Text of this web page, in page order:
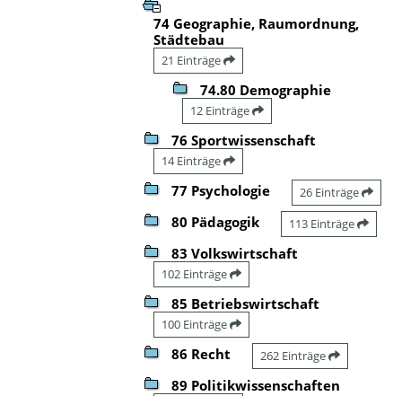
74 Geographie, Raumordnung,
Städtebau
21 Einträge
74.80 Demographie
12 Einträge
76 Sportwissenschaft
14 Einträge
77 Psychologie 26 Einträge
80 Pädagogik 113 Einträge
83 Volkswirtschaft
102 Einträge
85 Betriebswirtschaft
100 Einträge
86 Recht 262 Einträge
89 Politikwissenschaften